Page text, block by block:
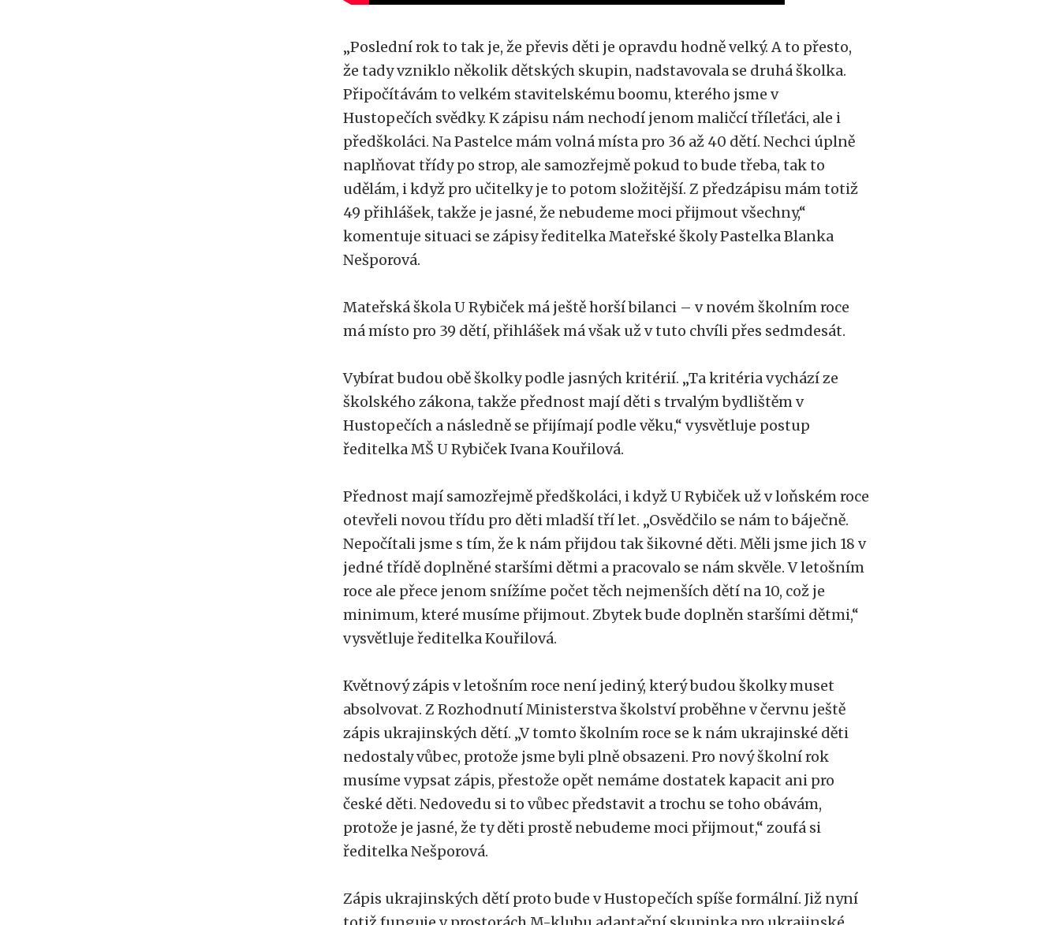
„Poslední rok to tak je, že převis děti je opravdu hodně velký. A to přesto,
že tady vzniklo několik dětských skupin, nadstavovala se druhá školka.
Připočítávám to velkém stavitelskému boomu, kterého jsme v
Hustopečích svědky. K zápisu nám nechodí jenom maličcí tříleťáci, ale i
předškoláci. Na Pastelce mám volná místa pro 36 až 40 dětí. Nechci úplně
naplňovat třídy po strop, ale samozřejmě pokud to bude třeba, tak to
udělám, i když pro učitelky je to potom složitější. Z předzápisu mám totiž
49 přihlášek, takže je jasné, že nebudeme moci přijmout všechny,“
komentuje situaci se zápisy ředitelka Mateřské školy Pastelka Blanka
Nešporová.
Mateřská škola U Rybiček má ještě horší bilanci – v novém školním roce
má místo pro 39 dětí, přihlášek má však už v tuto chvíli přes sedmdesát.
Vybírat budou obě školky podle jasných kritérií. „Ta kritéria vychází ze
školského zákona, takže přednost mají děti s trvalým bydlištěm v
Hustopečích a následně se přijímají podle věku,“ vysvětluje postup
ředitelka MŠ U Rybiček Ivana Kouřilová.
Přednost mají samozřejmě předškoláci, i když U Rybiček už v loňském roce
otevřeli novou třídu pro děti mladší tří let. „Osvědčilo se nám to báječně.
Nepočítali jsme s tím, že k nám přijdou tak šikovné děti. Měli jsme jich 18 v
jedné třídě doplněné staršími dětmi a pracovalo se nám skvěle. V letošním
roce ale přece jenom snížíme počet těch nejmenších dětí na 10, což je
minimum, které musíme přijmout. Zbytek bude doplněn staršími dětmi,“
vysvětluje ředitelka Kouřilová.
Květnový zápis v letošním roce není jediný, který budou školky muset
absolvovat. Z Rozhodnutí Ministerstva školství proběhne v červnu ještě
zápis ukrajinských dětí. „V tomto školním roce se k nám ukrajinské děti
nedostaly vůbec, protože jsme byli plně obsazeni. Pro nový školní rok
musíme vypsat zápis, přestože opět nemáme dostatek kapacit ani pro
české děti. Nedovedu si to vůbec představit a trochu se toho obávám,
protože je jasné, že ty děti prostě nebudeme moci přijmout,“ zoufá si
ředitelka Nešporová.
Zápis ukrajinských dětí proto bude v Hustopečích spíše formální. Již nyní